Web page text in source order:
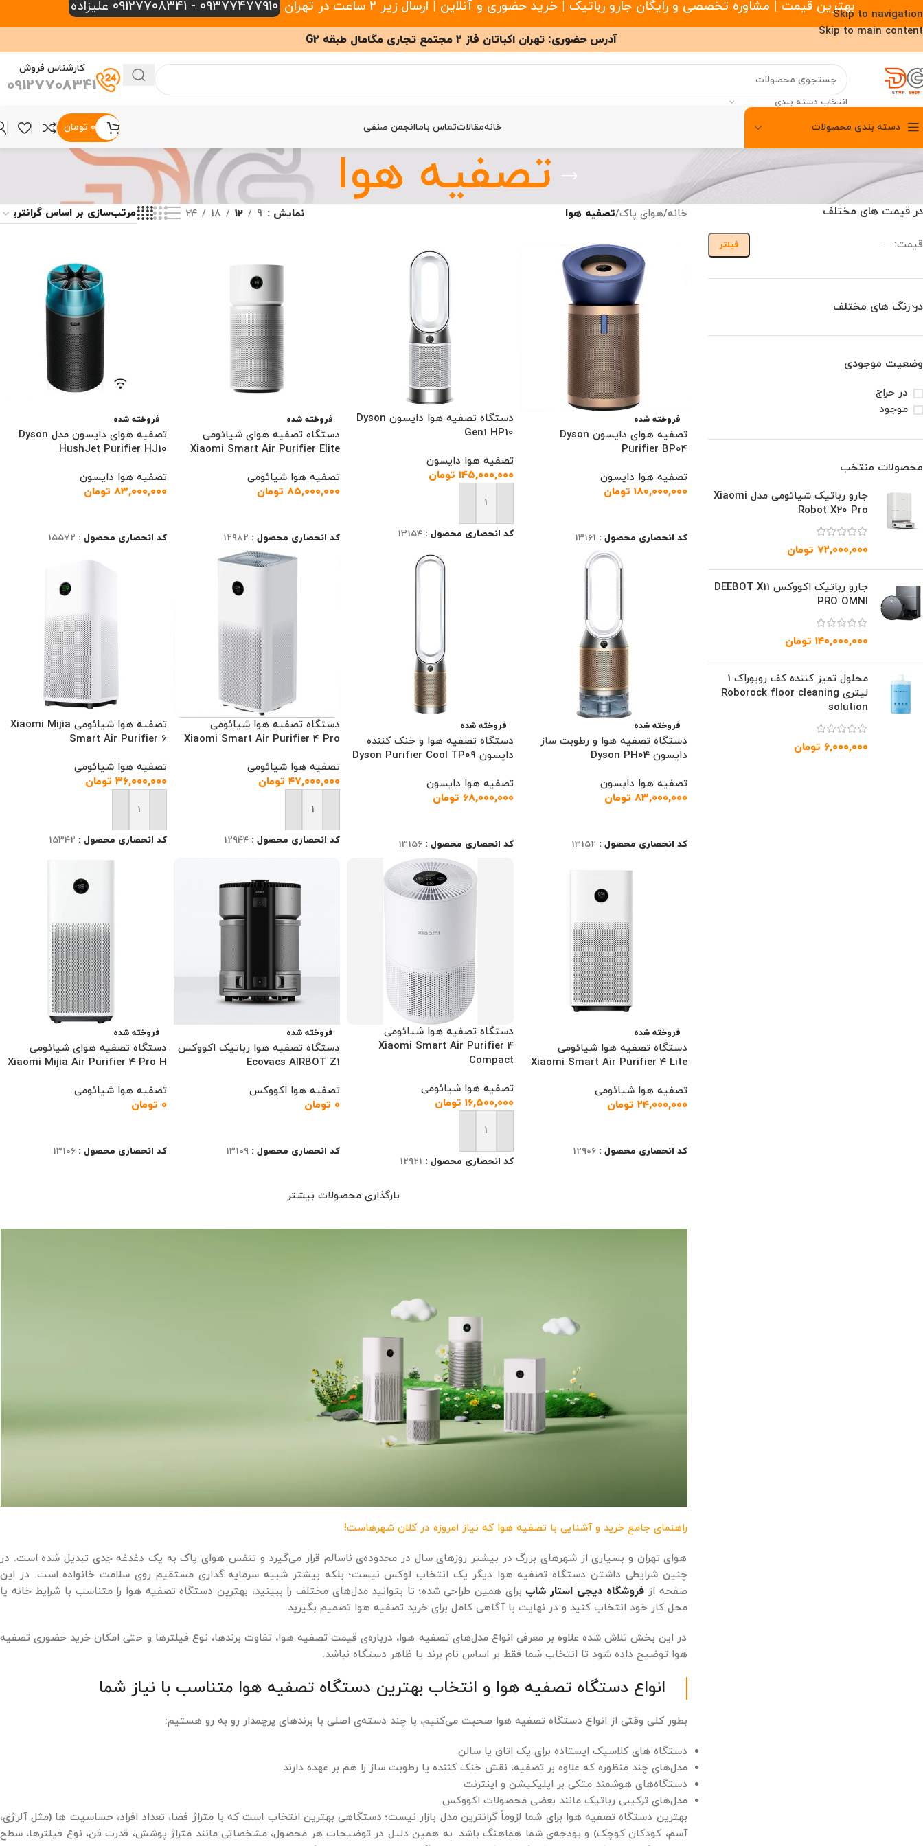
Skip to navigation
Skip to main content
بهترین قیمت | مشاوره تخصصی و رایگان جارو رباتیک | خرید حضوری و آنلاین | ارسال زیر 2 ساعت در تهران 09377477910 - 09127708341 علیزاده
آدرس حضوری: تهران اکباتان فاز 2 مجتمع تجاری مگامال طبقه G2
انتخاب دسته بندی
کارشناس فروش
09127708341
دسته بندی محصولات خانهمقالاتتماس باماانجمن صنفی ۰ تومان
تصفیه هوا
در قیمت های مختلف
فیلتر قیمت: —
در رنگ های مختلف
وضعیت موجودی
در حراج
موجود
محصولات منتخب
جارو رباتیک شیائومی مدل Xiaomi
Robot X20 Pro
۷۲,۰۰۰,۰۰۰ تومان
جارو رباتیک اکووکس DEEBOT X11
PRO OMNI
۱۴۰,۰۰۰,۰۰۰ تومان
محلول تمیز کننده کف روبوراک 1
لیتری Roborock floor cleaning
solution
۶,۰۰۰,۰۰۰ تومان
خانه/هوای پاک/تصفیه هوا نمایش 9
12
18
24
فروخته شده
تصفیه هوای دایسون Dyson
Purifier BP04
تصفیه هوا دایسون
۱۸۰,۰۰۰,۰۰۰ تومان
کد انحصاری محصول : 13161
دستگاه تصفیه هوا دایسون Dyson
Gen1 HP10
تصفیه هوا دایسون
۱۴۵,۰۰۰,۰۰۰ تومان
افزودن به سبد خرید
کد انحصاری محصول :13154
فروخته شده
دستگاه تصفیه هوای شیائومی
Xiaomi Smart Air Purifier Elite
تصفیه هوا شیائومی
۸۵,۰۰۰,۰۰۰ تومان
کد انحصاری محصول : 12982
فروخته شده
تصفیه هوای دایسون مدل Dyson
HushJet Purifier HJ10
تصفیه هوا دایسون
۸۳,۰۰۰,۰۰۰ تومان
کد انحصاری محصول : 15572
فروخته شده
دستگاه تصفیه هوا و رطوبت ساز
دایسون Dyson PH04
تصفیه هوا دایسون
۸۳,۰۰۰,۰۰۰ تومان
کد انحصاری محصول : 13152
فروخته شده
دستگاه تصفیه هوا و خنک کننده
دایسون Dyson Purifier Cool TP09
تصفیه هوا دایسون
۶۸,۰۰۰,۰۰۰ تومان
کد انحصاری محصول :13156
دستگاه تصفیه هوا شیائومی
Xiaomi Smart Air Purifier 4 Pro
تصفیه هوا شیائومی
۴۷,۰۰۰,۰۰۰ تومان
افزودن به سبد خرید
کد انحصاری محصول : 12944
تصفیه هوا شیائومی Xiaomi Mijia
Smart Air Purifier 6
تصفیه هوا شیائومی
۳۶,۰۰۰,۰۰۰ تومان
افزودن به سبد خرید
کد انحصاری محصول : 15342
فروخته شده
دستگاه تصفیه هوا شیائومی
Xiaomi Smart Air Purifier 4 Lite
تصفیه هوا شیائومی
۲۴,۰۰۰,۰۰۰ تومان
کد انحصاری محصول :12906
دستگاه تصفیه هوا شیائومی
Xiaomi Smart Air Purifier 4
Compact
تصفیه هوا شیائومی
۱۶,۵۰۰,۰۰۰ تومان
افزودن به سبد خرید
کد انحصاری محصول : 12921
فروخته شده
دستگاه تصفیه هوا رباتیک اکووکس
Ecovacs AIRBOT Z1
تصفیه هوا اکووکس
۰ تومان
کد انحصاری محصول : 13109
فروخته شده
دستگاه تصفیه هوای شیائومی
Xiaomi Mijia Air Purifier 4 Pro H
تصفیه هوا شیائومی
۰ تومان
کد انحصاری محصول :13106
بارگذاری محصولات بیشتر
راهنمای جامع خرید و آشنایی با تصفیه هوا که نیاز امروزه در کلان شهرهاست!
هوای تهران و بسیاری از شهرهای بزرگ در بیشتر روزهای سال در محدوده‌ی ناسالم قرار می‌گیرد و تنفس هوای پاک به یک دغدغه جدی تبدیل شده است. در
چنین شرایطی داشتن دستگاه تصفیه هوا دیگر یک انتخاب لوکس نیست؛ بلکه بیشتر شبیه سرمایه ‌گذاری مستقیم روی سلامت خانواده است. در این
صفحه از فروشگاه دیجی ‌استار شاپبرای همین طراحی شده؛ تا بتوانید مدل‌های مختلف را ببینید، بهترین دستگاه تصفیه هوا را متناسب با شرایط خانه یا
محل کار خود انتخاب کنید و در نهایت با آگاهی کامل برای خرید تصفیه هوا تصمیم بگیرید.
در این بخش تلاش شده علاوه بر معرفی انواع مدل‌های تصفیه هوا، درباره‌ی قیمت تصفیه هوا، تفاوت برندها، نوع فیلترها و حتی امکان خرید حضوری تصفیه
هوا توضیح داده شود تا انتخاب شما فقط بر اساس نام برند یا ظاهر دستگاه نباشد.
انواع دستگاه تصفیه هوا و انتخاب بهترین دستگاه تصفیه هوا متناسب با نیاز شما
بطور کلی وقتی از انواع دستگاه تصفیه هوا صحبت می‌کنیم، با چند دسته‌ی اصلی با برندهای پرچمدار رو به ‌رو هستیم:
دستگاه ‌های کلاسیک ایستاده برای یک اتاق یا سالن
مدل‌های چند منظوره که علاوه بر تصفیه، نقش خنک ‌کننده یا رطوبت ‌ساز را هم بر عهده دارند
دستگاه‌های هوشمند متکی بر اپلیکیشن و اینترنت
مدل‌های ترکیبی رباتیک مانند بعضی محصولات اکووکس
بهترین دستگاه تصفیه هوا برای شما لزوماً گرانترین مدل بازار نیست؛ دستگاهی بهترین انتخاب است که با متراژ فضا، تعداد افراد، حساسیت ‌ها (مثل آلرژی،
آسم، کودکان کوچک) و بودجه‌ی شما هماهنگ باشد. به همین دلیل در توضیحات هر محصول، مشخصاتی مانند متراژ پوشش، قدرت فن، نوع فیلترها، سطح